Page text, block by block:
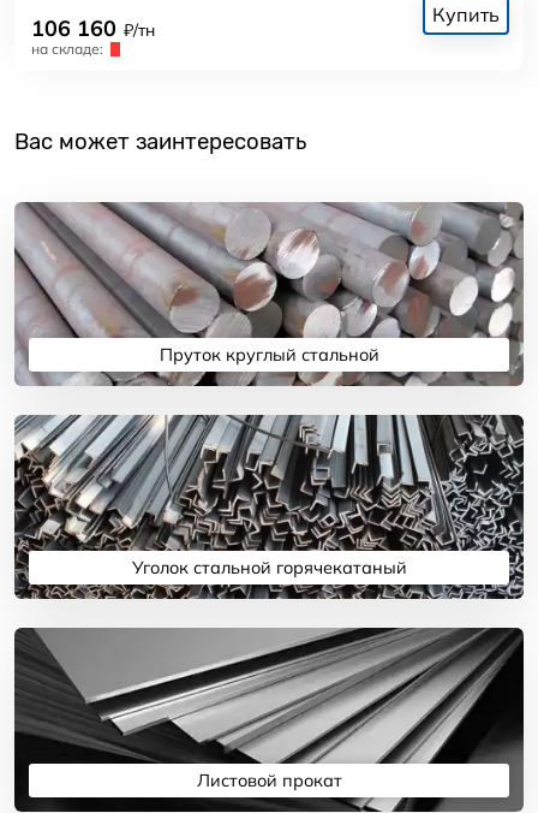
106 160 ₽/тн
на складе:
Купить
Вас может заинтересовать
Пруток круглый стальной
Подробнее
Уголок стальной горячекатаный
Подробнее
Листовой прокат
Подробнее